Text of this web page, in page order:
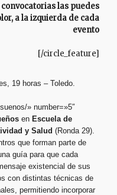
las puedes
a la izquierda de cada
evento
[/circle_feature]
19 horas – Toledo.
» number=»5″
en Escuela de
y Salud (Ronda 29).
que forman parte de
guía para que cada
existencial de sus
con distintas técnicas de
permitiendo incorporar